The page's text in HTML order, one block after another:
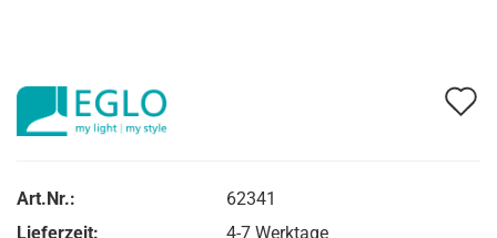
Art.Nr.:
62341
Lieferzeit:
4-7 Werktage